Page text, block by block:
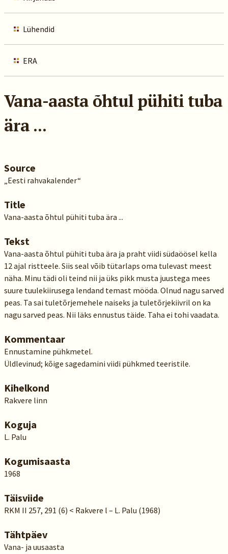
Lühendid
ERA
Vana-aasta õhtul pühiti tuba
ära ...
Source
„Eesti rahvakalender“
Title
Vana-aasta õhtul pühiti tuba ära ...
Tekst
Vana-aasta õhtul pühiti tuba ära ja praht viidi südaöösel kella
12 ajal ristteele. Siis seal võib tütarlaps oma tulevast meest
näha. Minu tädi oli teind nii ja üks pikk musta juustega mees
suure tuulekiirusega lendand temast mööda. Olnud nagu sarved
peas. Ta sai tuletõrjemehele naiseks ja tuletõrjekiivril on ka
nagu sarved peas. Nii läks ennustus täide. Taha ei tohi vaadata.
Kommentaar
Ennustamine pühkmetel.
Üldlevinud; kõige sagedamini viidi pühkmed teeristile.
Kihelkond
Rakvere linn
Koguja
L. Palu
Kogumisaasta
1968
Täisviide
RKM II 257, 291 (6) < Rakvere l – L. Palu (1968)
Tähtpäev
Vana- ja uusaasta